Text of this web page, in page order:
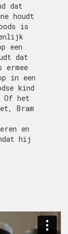
dat
houdt
is
een
dat
in een
kind
Of het
Bram
en
hij